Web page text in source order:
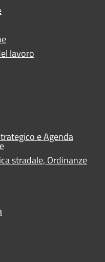
lavoro
e Agenda
stradale, Ordinanze